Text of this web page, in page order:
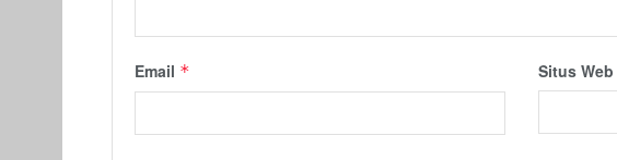
Email * Situs Web